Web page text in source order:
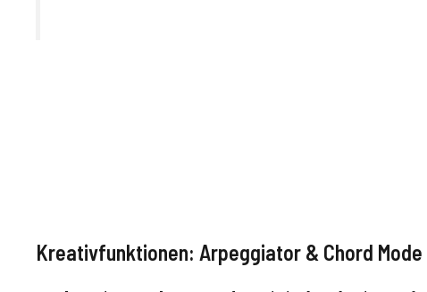
Kreativfunktionen: Arpeggiator & Chord Mode